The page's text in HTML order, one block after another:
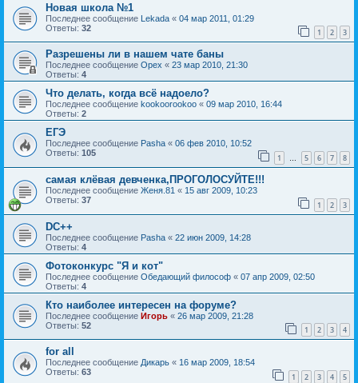
Новая школа №1
Последнее сообщение Lekada « 04 мар 2011, 01:29
Ответы: 32 1 2 3
Разрешены ли в нашем чате баны
Последнее сообщение Орех « 23 мар 2010, 21:30
Ответы: 4
Что делать, когда всё надоело?
Последнее сообщение kookoorookoo « 09 мар 2010, 16:44
Ответы: 2
ЕГЭ
Последнее сообщение Pasha « 06 фев 2010, 10:52
Ответы: 105 1 … 5 6 7 8
самая клёвая девченка,ПРОГОЛОСУЙТЕ!!!
Последнее сообщение Женя.81 « 15 авг 2009, 10:23
Ответы: 37 1 2 3
DC++
Последнее сообщение Pasha « 22 июн 2009, 14:28
Ответы: 4
Фотоконкурс "Я и кот"
Последнее сообщение Обедающий философ « 07 апр 2009, 02:50
Ответы: 4
Кто наиболее интересен на форуме?
Последнее сообщение Игорь « 26 мар 2009, 21:28
Ответы: 52 1 2 3 4
for all
Последнее сообщение Дикарь « 16 мар 2009, 18:54
Ответы: 63 1 2 3 4 5